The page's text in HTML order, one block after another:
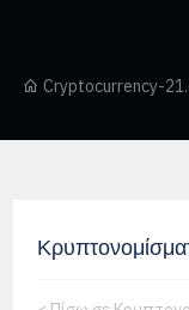
Cryptocurrency-